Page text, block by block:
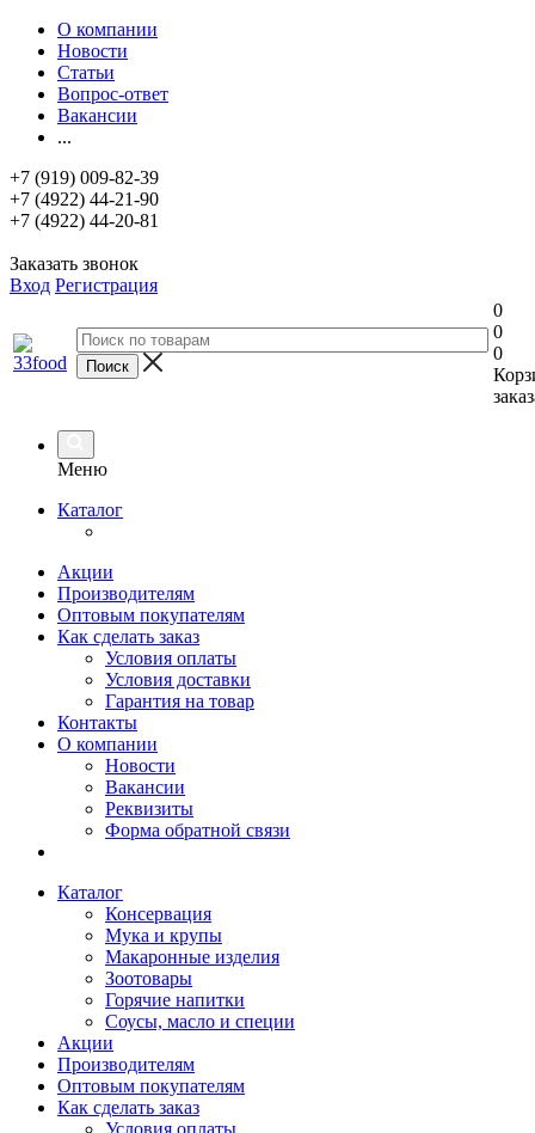
О компании
Новости
Статьи
Вопрос-ответ
Вакансии
...
+7 (919) 009-82-39
+7 (4922) 44-21-90
+7 (4922) 44-20-81
Заказать звонок
Вход Регистрация
0
0
0
Меню
Каталог
Акции
Производителям
Оптовым покупателям
Как сделать заказ
Условия оплаты
Условия доставки
Гарантия на товар
Контакты
О компании
Новости
Вакансии
Реквизиты
Форма обратной связи
Каталог
Консервация
Мука и крупы
Макаронные изделия
Зоотовары
Горячие напитки
Соусы, масло и специи
Акции
Производителям
Оптовым покупателям
Как сделать заказ
Условия оплаты